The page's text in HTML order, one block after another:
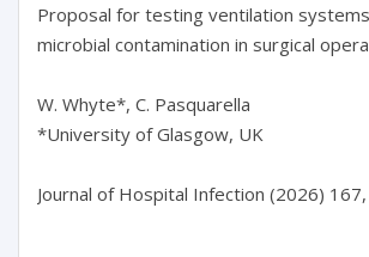
Proposal for testing ventilation
microbial contamination in surgical
W. Whyte*, C. Pasquarella
*University of Glasgow, UK
Journal of Hospital Infection (2026)